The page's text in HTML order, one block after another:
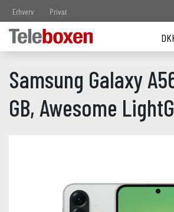
Erhverv Privat
Samsung Galaxy
GB, Awesome